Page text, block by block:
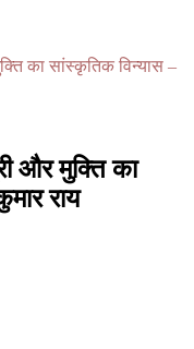
का सांस्कृतिक विन्यास –
और मुक्ति का
राय